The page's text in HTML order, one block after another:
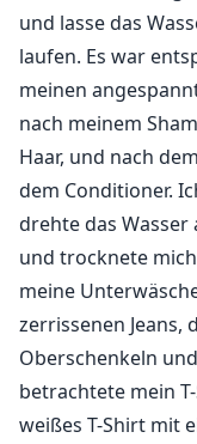
und lasse das
laufen. Es war
meinen
nach meinem
Haar, und nach
dem Conditioner.
drehte das
und trocknete
meine
zerrissenen Jeans,
Oberschenkeln
betrachtete mein
weißes T-Shirt mit